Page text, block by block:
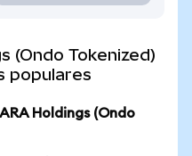
(Ondo Tokenized)
populares
Holdings (Ondo